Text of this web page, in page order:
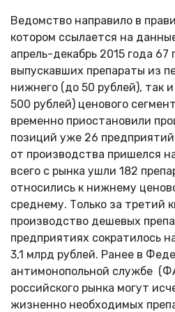
Ведомство направило в
котором ссылается на
апрель-декабрь 2015 года 67
выпускавших препараты из
нижнего (до 50 рублей), так
500 рублей) ценового
временно приостановили
позиций уже 26
от производства пришелся
всего с рынка ушли 182
относились к нижнему
среднему. Только за третий
производство дешевых
предприятиях сократилось
3,1 млрд рублей. Ранее в
антимонопольной службе
российского рынка могут
жизненно необходимых